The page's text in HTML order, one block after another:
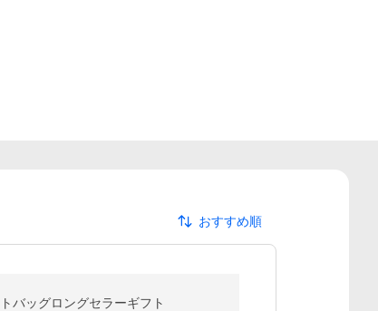
おすすめ順
バッグロングセラーギフト